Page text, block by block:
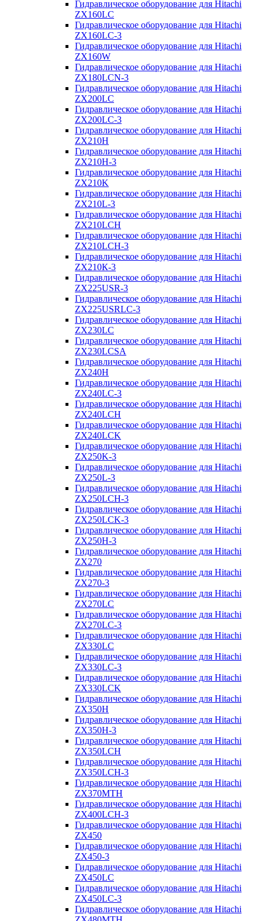
Гидравлическое оборудование для Hitachi
ZX160LC
Гидравлическое оборудование для Hitachi
ZX160LC-3
Гидравлическое оборудование для Hitachi
ZX160W
Гидравлическое оборудование для Hitachi
ZX180LCN-3
Гидравлическое оборудование для Hitachi
ZX200LC
Гидравлическое оборудование для Hitachi
ZX200LC-3
Гидравлическое оборудование для Hitachi
ZX210H
Гидравлическое оборудование для Hitachi
ZX210H-3
Гидравлическое оборудование для Hitachi
ZX210K
Гидравлическое оборудование для Hitachi
ZX210L-3
Гидравлическое оборудование для Hitachi
ZX210LCH
Гидравлическое оборудование для Hitachi
ZX210LCH-3
Гидравлическое оборудование для Hitachi
ZX210К-3
Гидравлическое оборудование для Hitachi
ZX225USR-3
Гидравлическое оборудование для Hitachi
ZX225USRLC-3
Гидравлическое оборудование для Hitachi
ZX230LC
Гидравлическое оборудование для Hitachi
ZX230LCSA
Гидравлическое оборудование для Hitachi
ZX240H
Гидравлическое оборудование для Hitachi
ZX240LC-3
Гидравлическое оборудование для Hitachi
ZX240LCH
Гидравлическое оборудование для Hitachi
ZX240LCK
Гидравлическое оборудование для Hitachi
ZX250K-3
Гидравлическое оборудование для Hitachi
ZX250L-3
Гидравлическое оборудование для Hitachi
ZX250LCH-3
Гидравлическое оборудование для Hitachi
ZX250LCK-3
Гидравлическое оборудование для Hitachi
ZX250Н-3
Гидравлическое оборудование для Hitachi
ZX270
Гидравлическое оборудование для Hitachi
ZX270-3
Гидравлическое оборудование для Hitachi
ZX270LC
Гидравлическое оборудование для Hitachi
ZX270LC-3
Гидравлическое оборудование для Hitachi
ZX330LC
Гидравлическое оборудование для Hitachi
ZX330LC-3
Гидравлическое оборудование для Hitachi
ZX330LCK
Гидравлическое оборудование для Hitachi
ZX350H
Гидравлическое оборудование для Hitachi
ZX350H-3
Гидравлическое оборудование для Hitachi
ZX350LCH
Гидравлическое оборудование для Hitachi
ZX350LCH-3
Гидравлическое оборудование для Hitachi
ZX370MTH
Гидравлическое оборудование для Hitachi
ZX400LCH-3
Гидравлическое оборудование для Hitachi
ZX450
Гидравлическое оборудование для Hitachi
ZX450-3
Гидравлическое оборудование для Hitachi
ZX450LC
Гидравлическое оборудование для Hitachi
ZX450LC-3
Гидравлическое оборудование для Hitachi